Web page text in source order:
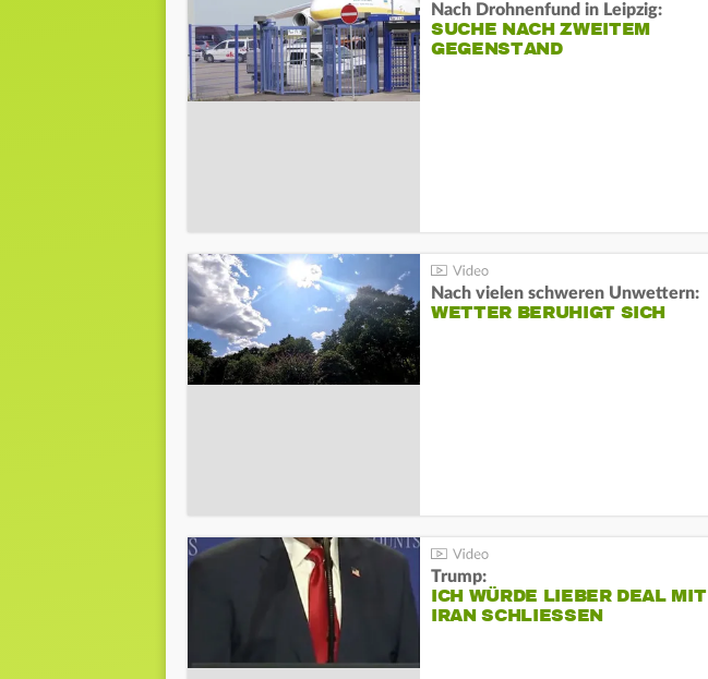
Nach Drohnenfund in Leipzig:
SUCHE NACH ZWEITEM
GEGENSTAND
Nach vielen schweren Unwettern:
WETTER BERUHIGT SICH
Trump:
ICH WÜRDE LIEBER DEAL MIT
IRAN SCHLIESSEN